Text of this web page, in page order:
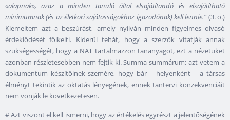
«alapnak», azaz a minden tanuló által elsajátítandó és elsajátítható
minimumnak (és az életkori sajátosságokhoz igazodónak) kell lennie.”(3. o.)
Kiemeltem azt a beszúrást, amely nyilván minden figyelmes olvasó
érdeklődését fölkelti. Kiderül tehát, hogy a szerzők vitatják annak
szükségességét, hogy a NAT tartalmazzon tananyagot, ezt a nézetüket
azonban részletesebben nem fejtik ki. Summa summárum: azt vetem a
dokumentum készítőinek szemére, hogy bár – helyenként – a társas
élményt tekintik az oktatás lényegének, ennek tantervi konzekvenciáit
nem vonják le következetesen.
# Azt viszont el kell ismerni, hogy az értékelés egyrészt a jelentőségének